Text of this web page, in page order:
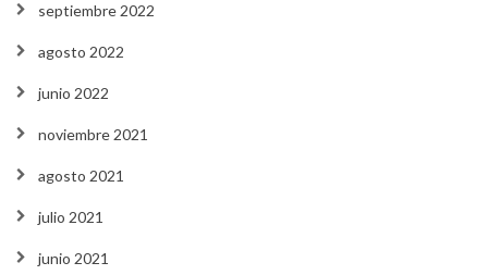
septiembre 2022
agosto 2022
junio 2022
noviembre 2021
agosto 2021
julio 2021
junio 2021